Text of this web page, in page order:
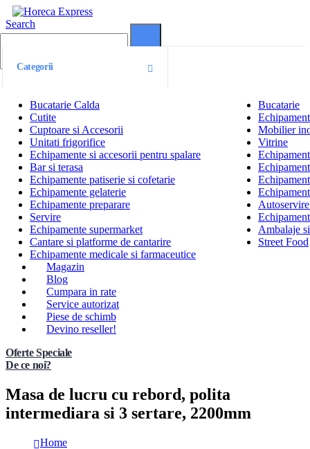
Search
Categorii
Bucatarie Calda
Bucatarie
Cutite
Cuptoare si Accesorii
Mobilier
Unitati frigorifice
Vitrine
Echipamente si accesorii pentru spalare
Bar si terasa
Echipamente patiserie si cofetarie
Echipamente gelaterie
Echipamente preparare
Servire
Echipamente supermarket
Ambalaje
Cantare si platforme de cantarire
Street Food
Echipamente medicale si farmaceutice
Magazin
Blog
Cumpara in rate
Service autorizat
Piese de schimb
Devino reseller!
Oferte Speciale
De ce noi?
Masa de lucru cu rebord, polita
intermediara si 3 sertare, 2200mm
Home